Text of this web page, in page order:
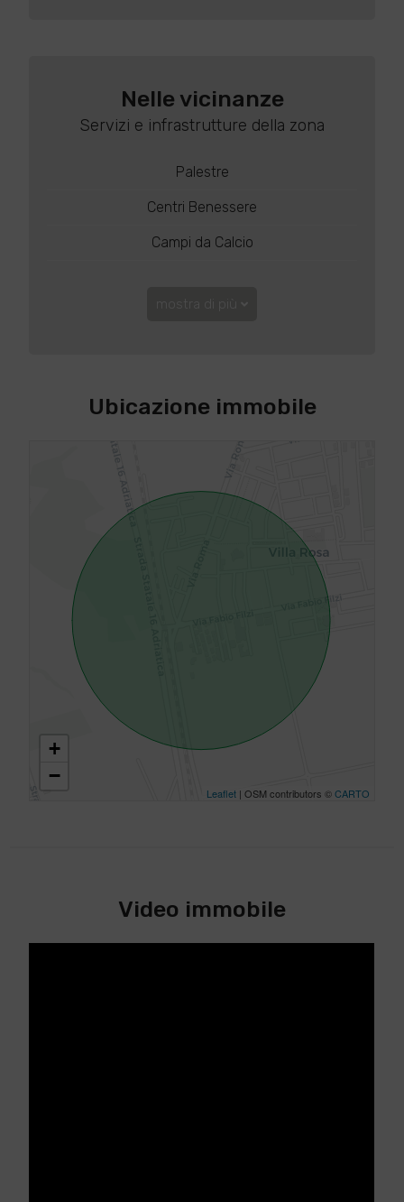
Nelle vicinanze
Servizi e infrastrutture della zona
Palestre
Centri Benessere
Campi da Calcio
Ubicazione immobile
+
−
Leaflet| OSM contributors ©CARTO
Video immobile